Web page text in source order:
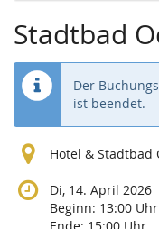
Stadtbad
Der
ist beendet.
Hotel & Stadtbad
Di, 14. April 2026
Beginn: 13:00 Uhr